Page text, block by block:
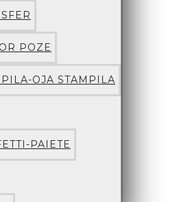
POZE
OJA STAMPILA
PAIETE